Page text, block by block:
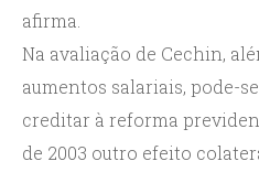
afirma.
Na avaliação de Cechin,
aumentos salariais, pode-se
creditar à reforma
de 2003 outro efeito